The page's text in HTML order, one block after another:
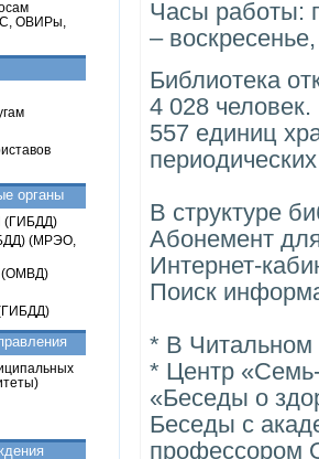
Часы работы:
–
Библиотека
4 028
557 единиц
В структуре
Абонемент
Интернет-
Поиск
* В Читальном
* Центр
«Беседы о
Беседы с
профессором
ОВИРы,
органы
(ГИБДД)
(МРЭО,
(ОМВД)